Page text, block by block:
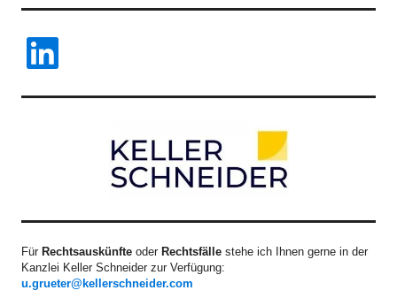
LinkedIn
Für Rechtsauskünfte oder Rechtsfälle stehe ich Ihnen gerne in der
Kanzlei Keller Schneider zur Verfügung:
u.grueter@kellerschneider.com